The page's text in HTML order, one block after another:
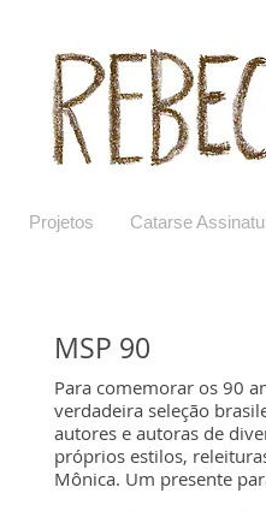
Projetos Catarse
MSP 90
Para comemorar os 90
verdadeira seleção
autores e autoras de
próprios estilos,
Mônica. Um presente